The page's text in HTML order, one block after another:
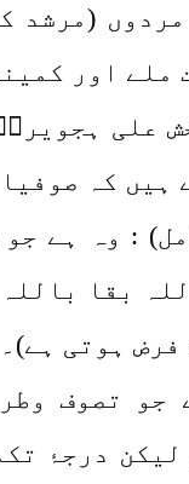
(مرشد
ملے اور
علی
ہیں کہ
: وہ ہے
بقا
ہوتی ہے)۔
جو تصوف
لیکن درجۂ